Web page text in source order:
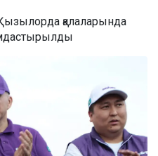
қалаларында